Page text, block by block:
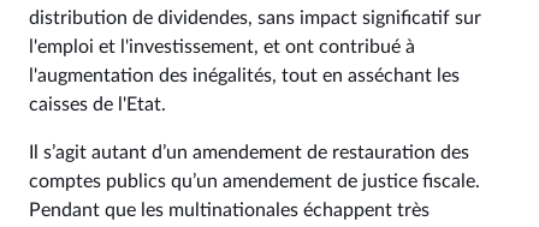
distribution de dividendes, sans impact significatif sur
l'emploi et l'investissement, et ont contribué à
l'augmentation des inégalités, tout en asséchant les
caisses de l'Etat.
Il s’agit autant d’un amendement de restauration des
comptes publics qu’un amendement de justice fiscale.
Pendant que les multinationales échappent très